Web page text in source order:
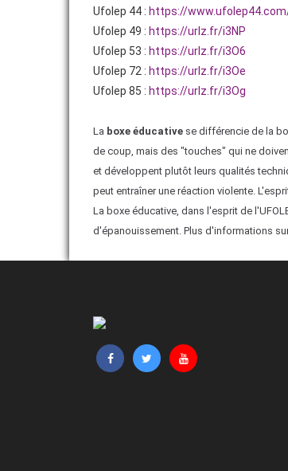
Ufolep 44 : https://
Ufolep 49 : https://urlz.fr/i3NP
Ufolep 53 : https://urlz.fr/i3O6
Ufolep 72 : https://urlz.fr/i3Oe
Ufolep 85 : https://urlz.fr/i3Og
La boxe éducative se différencie de la
de coup, mais des "touches" qui ne
et développent plutôt leurs qualités
peut entraîner une réaction violente.
La boxe éducative, dans l'esprit de
d'épanouissement. Plus d'informations